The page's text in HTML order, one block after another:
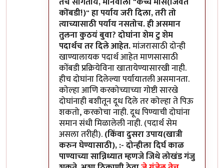
कोंबडी!)" हा पर्याय जरी दिला, तरी तो
त्याच्यासाठी पर्याय नसतोच. ही असमान
तुलना कुठयं बुवा? दोघांना शेम टु शेम
पदार्थच तर दिले आहेत.मांजरासाठी दोन्ही
खाण्यालायक पदार्थ आहेत माणसासाठी
कोंबडी प्रक्रियेविना खातायेण्यासारखी नाही.
हीच दोघांना दिलेल्या पर्यायातली असमानता.
कोल्हा आणि करकोच्याच्या गोष्टी सारखे
दोघांनाही बशीतून दूध दिले तर कोल्हा ते पिऊ
शकतो, करकोचा नाही. दूध पिण्याची दोघांना
समान संधी मिळालेली नाही. (पदार्थ सेम
असला तरीही).(किंवा दुसरा उपाय(खात्री
करुन घेण्यासाठी), :- दोन्हीला दिर्घ काळ
पाण्याच्या सान्निध्यात म्हणजे जिथे लोखंड गंजु